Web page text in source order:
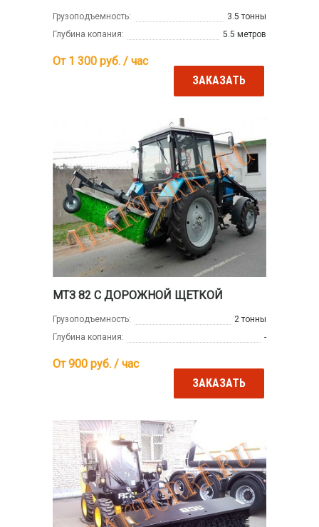
Грузоподъемность:
3.5 тонны
Глубина копания:
5.5 метров
От 1 300 руб. / час
ЗАКАЗАТЬ
МТЗ 82 С ДОРОЖНОЙ ЩЕТКОЙ
Грузоподъемность:
2 тонны
Глубина копания:
-
От 900 руб. / час
ЗАКАЗАТЬ